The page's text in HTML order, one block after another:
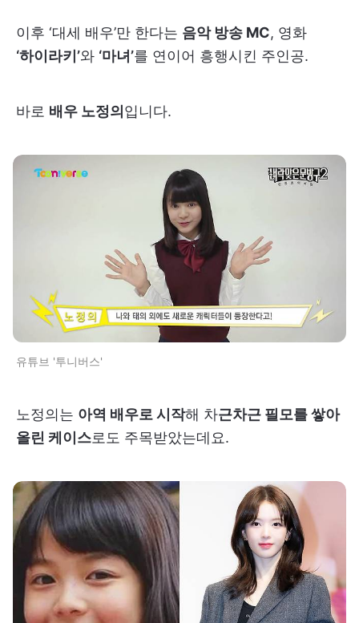
이후 ‘대세 배우’만 한다는 음악 방송 MC, 영화
‘하이라키’와 ‘마녀’를 연이어 흥행시킨 주인공.
바로 배우 노정의 입니다.
유튜브 '투니버스'
노정의는 아역 배우로 시작해 차근차근 필모를 쌓아
올린 케이스로도 주목받았는데요.